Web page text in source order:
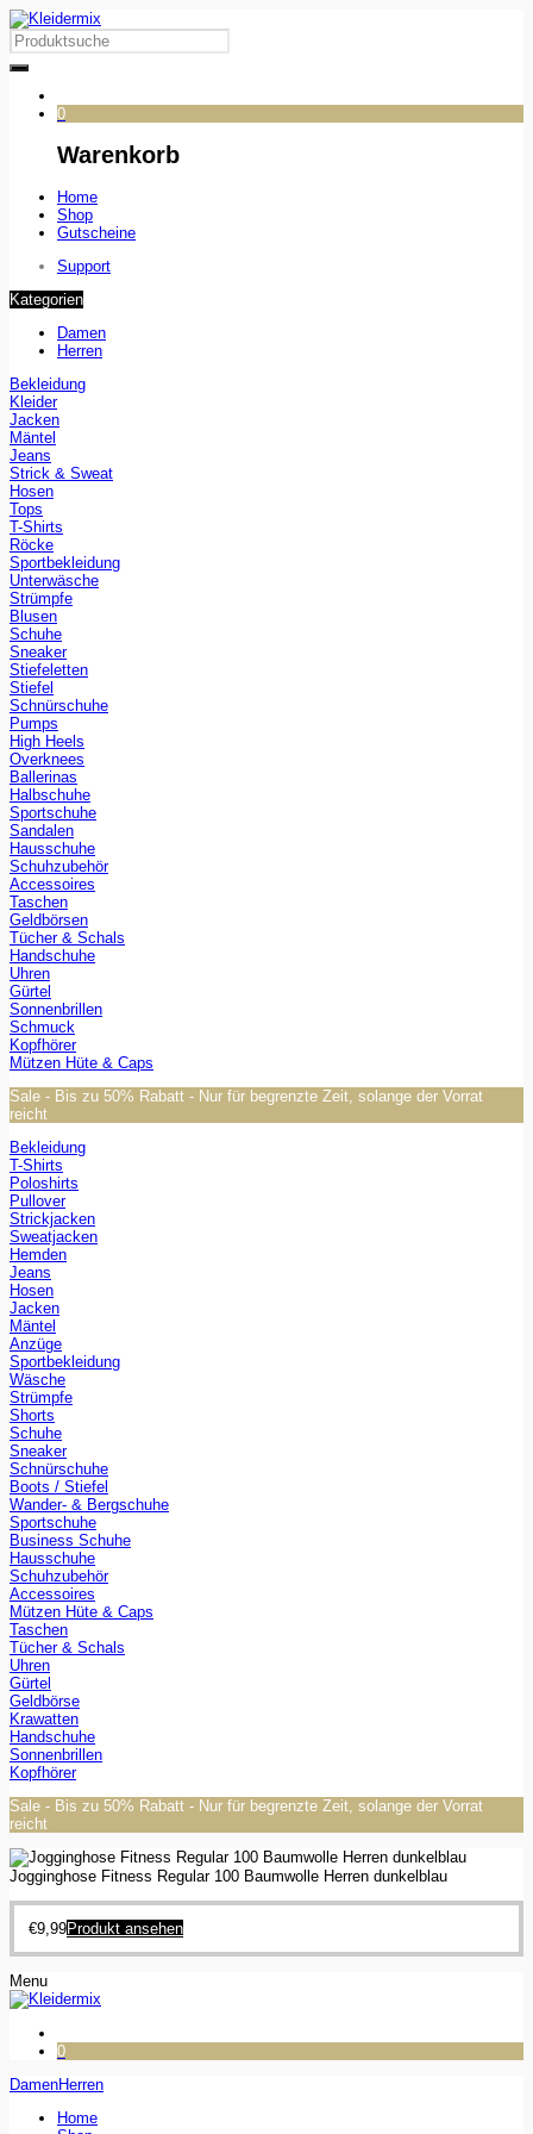
0
Warenkorb
Home
Shop
Gutscheine
Support
Kategorien
Damen
Herren
Bekleidung
Kleider
Jacken
Mäntel
Jeans
Strick & Sweat
Hosen
Tops
T-Shirts
Röcke
Sportbekleidung
Unterwäsche
Strümpfe
Blusen
Schuhe
Sneaker
Stiefeletten
Stiefel
Schnürschuhe
Pumps
High Heels
Overknees
Ballerinas
Halbschuhe
Sportschuhe
Sandalen
Hausschuhe
Schuhzubehör
Accessoires
Taschen
Geldbörsen
Tücher & Schals
Handschuhe
Uhren
Gürtel
Sonnenbrillen
Schmuck
Kopfhörer
Mützen Hüte & Caps
Sale - Bis zu 50% Rabatt - Nur für begrenzte Zeit, solange der Vorrat
reicht
Bekleidung
T-Shirts
Poloshirts
Pullover
Strickjacken
Sweatjacken
Hemden
Jeans
Hosen
Jacken
Mäntel
Anzüge
Sportbekleidung
Wäsche
Strümpfe
Shorts
Schuhe
Sneaker
Schnürschuhe
Boots / Stiefel
Wander- & Bergschuhe
Sportschuhe
Business Schuhe
Hausschuhe
Schuhzubehör
Accessoires
Mützen Hüte & Caps
Taschen
Tücher & Schals
Uhren
Gürtel
Geldbörse
Krawatten
Handschuhe
Sonnenbrillen
Kopfhörer
Sale - Bis zu 50% Rabatt - Nur für begrenzte Zeit, solange der Vorrat
reicht
Jogginghose Fitness Regular 100 Baumwolle Herren dunkelblau
€9,99Produkt ansehen
Menu
0
DamenHerren
Home